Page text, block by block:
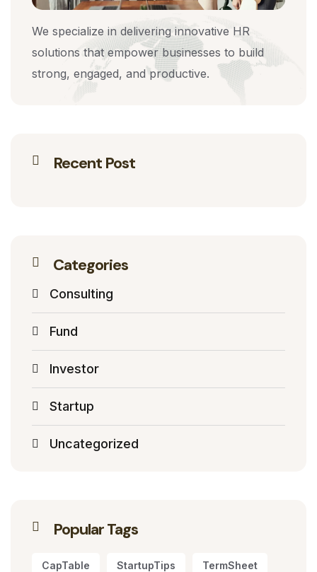
We specialize in delivering innovative HR
solutions that empower businesses to build
strong, engaged, and productive.
Recent Post
Categories
Consulting
Fund
Investor
Startup
Uncategorized
Popular Tags
CapTable StartupTips TermSheet